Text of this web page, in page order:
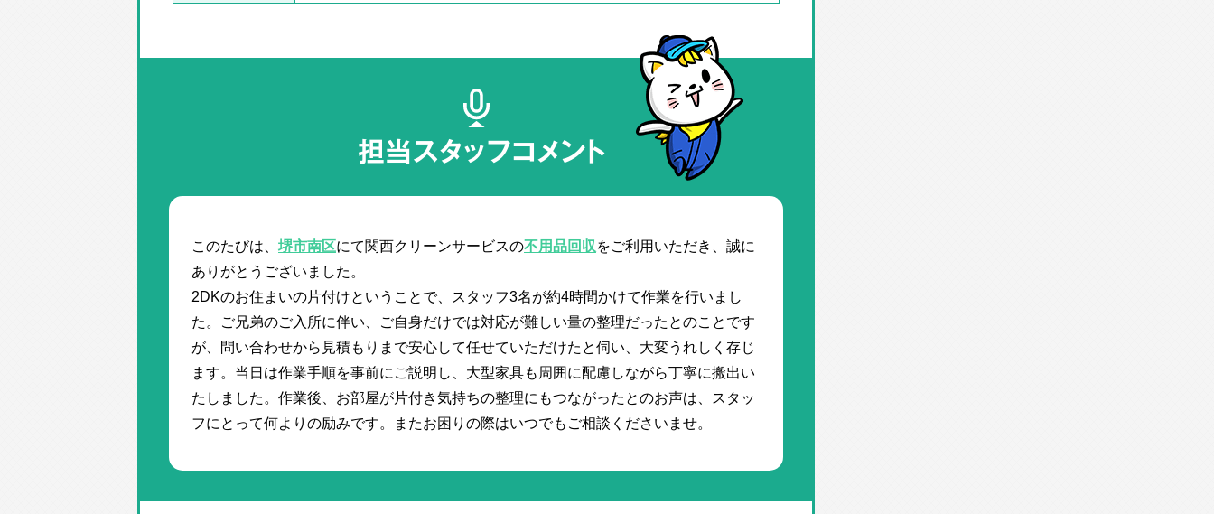
担当スタッフコメント
このたびは、 堺市南区にて関西クリーンサービスの不用品回収をご利用いただき、誠に
ありがとうございました。
2DKのお住まいの片付けということで、スタッフ3名が約4時間かけて作業を行いまし
た。ご兄弟のご入所に伴い、ご自身だけでは対応が難しい量の整理だったとのことです
が、問い合わせから見積もりまで安心して任せていただけたと伺い、大変うれしく存じ
ます。当日は作業手順を事前にご説明し、大型家具も周囲に配慮しながら丁寧に搬出い
たしました。作業後、お部屋が片付き気持ちの整理にもつながったとのお声は、スタッ
フにとって何よりの励みです。またお困りの際はいつでもご相談くださいませ。